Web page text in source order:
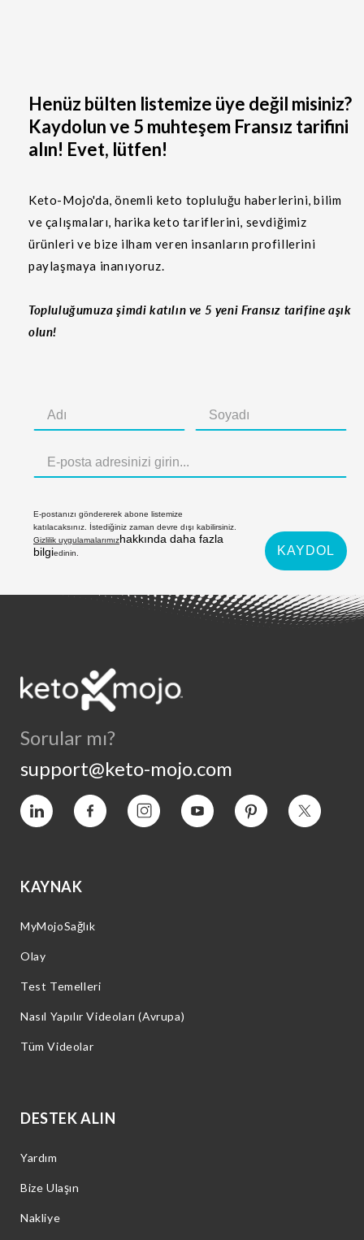
Henüz bülten listemize üye değil misiniz?
Kaydolun ve 5 muhteşem Fransız tarifini
alın! Evet, lütfen!
Keto-Mojo'da, önemli keto topluluğu haberlerini, bilim
ve çalışmaları, harika keto tariflerini, sevdiğimiz
ürünleri ve bize ilham veren insanların profillerini
paylaşmaya inanıyoruz.
Topluluğumuza şimdi katılın ve 5 yeni Fransız tarifine aşık
olun!
E-postanızı göndererek abone listemize
katılacaksınız. İstediğiniz zaman devre dışı kabilirsiniz.
Gizlilik uygulamalarımızhakkında daha fazla
bilgiedinin. KAYDOL
Sorular mı?
support@keto-mojo.com
Vimeo Facebook InstagramYouTube Pinterest Heyecan
KAYNAK
MyMojoSağlık
Olay
Test Temelleri
Nasıl Yapılır Videoları (Avrupa)
Tüm Videolar
DESTEK ALIN
Yardım
Bize Ulaşın
Nakliye